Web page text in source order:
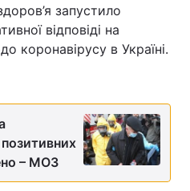
запустило
відповіді на
коронавірусу в Україні.
позитивних
– МОЗ